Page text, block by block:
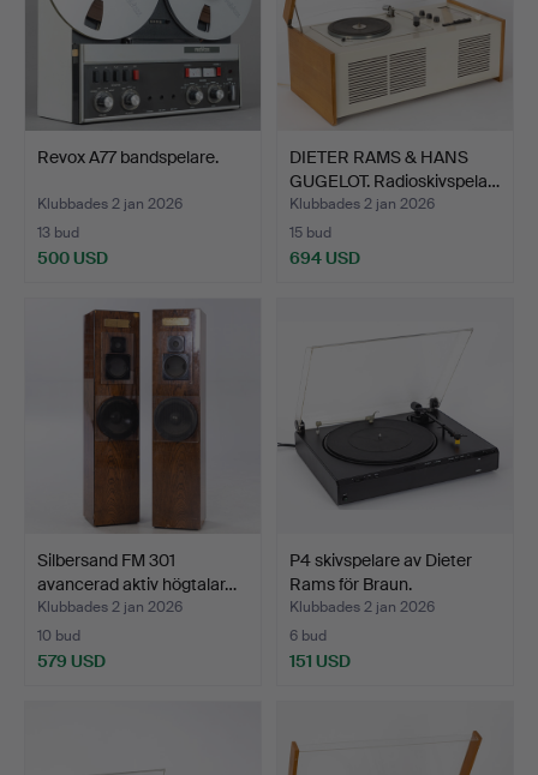
Revox A77 bandspelare.
Klubbades 2 jan 2026
13 bud
500 USD
DIETER RAMS & HANS
GUGELOT. Radioskivspela…
Klubbades 2 jan 2026
15 bud
694 USD
Silbersand FM 301
avancerad aktiv högtalar…
Klubbades 2 jan 2026
10 bud
579 USD
P4 skivspelare av Dieter
Rams för Braun.
Klubbades 2 jan 2026
6 bud
151 USD